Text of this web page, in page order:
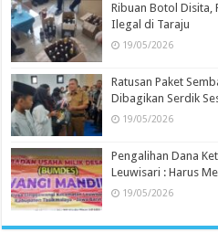
Ribuan Botol Disita,
Ilegal di Taraju
19/05/2026
Ratusan Paket
Dibagikan Serdik
19/05/2026
Pengalihan Dana
Leuwisari : Harus
19/05/2026